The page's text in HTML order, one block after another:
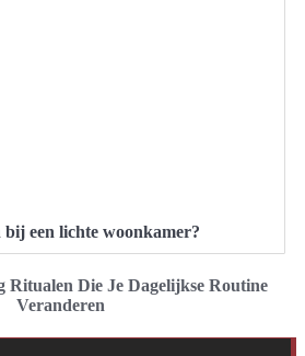
bij een lichte woonkamer?
Ritualen Die Je Dagelijkse Routine
Veranderen